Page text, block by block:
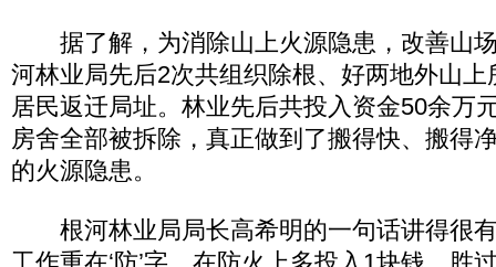
据了解，为消除山上火源隐患，改善山
河林业局先后2次共组织除根、好两地外山
居民返迁局址。林业先后共投入资金50余万
房舍全部被拆除，真正做到了搬得快、搬得
的火源隐患。
根河林业局局长高希明的一句话讲得很有